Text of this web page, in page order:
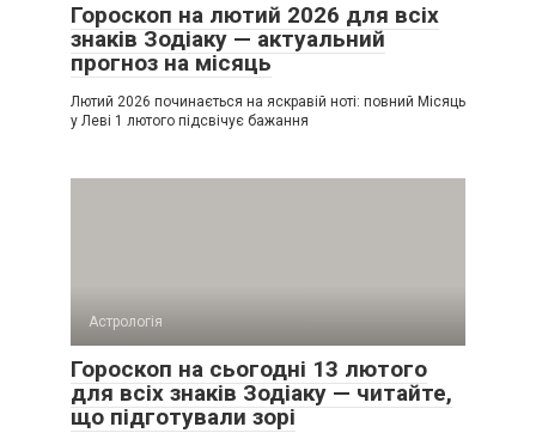
Гороскоп на лютий 2026 для всіх
знаків Зодіаку — актуальний
прогноз на місяць
Лютий 2026 починається на яскравій ноті: повний Місяць
у Леві 1 лютого підсвічує бажання
Астрологія
Гороскоп на сьогодні 13 лютого
для всіх знаків Зодіаку — читайте,
що підготували зорі